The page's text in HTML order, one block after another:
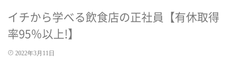
イチから学べる飲食店の正社員【有休取得
率95％以上!】
2022年3月11日